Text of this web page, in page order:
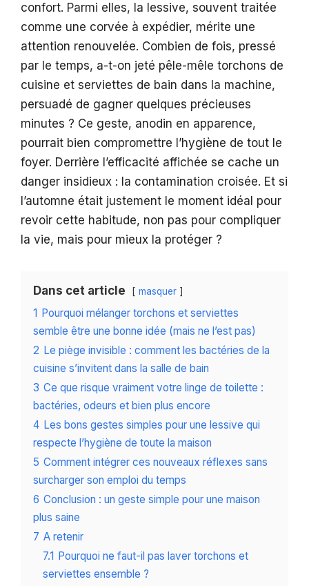
confort. Parmi elles, la lessive, souvent traitée
comme une corvée à expédier, mérite une
attention renouvelée. Combien de fois, pressé
par le temps, a-t-on jeté pêle-mêle torchons de
cuisine et serviettes de bain dans la machine,
persuadé de gagner quelques précieuses
minutes ? Ce geste, anodin en apparence,
pourrait bien compromettre l’hygiène de tout le
foyer. Derrière l’efficacité affichée se cache un
danger insidieux : la contamination croisée. Et si
l’automne était justement le moment idéal pour
revoir cette habitude, non pas pour compliquer
la vie, mais pour mieux la protéger ?
Dans cet article masquer
1 Pourquoi mélanger torchons et serviettes
semble être une bonne idée (mais ne l’est pas)
2 Le piège invisible : comment les bactéries de la
cuisine s’invitent dans la salle de bain
3 Ce que risque vraiment votre linge de toilette :
bactéries, odeurs et bien plus encore
4 Les bons gestes simples pour une lessive qui
respecte l’hygiène de toute la maison
5 Comment intégrer ces nouveaux réflexes sans
surcharger son emploi du temps
6 Conclusion : un geste simple pour une maison
plus saine
7 A retenir
7.1 Pourquoi ne faut-il pas laver torchons et
serviettes ensemble ?